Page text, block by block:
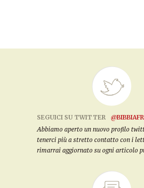
SEGUICI SU TWITTER
Abbiamo aperto un nuovo profilo
tenerci più a stretto contatto con i
rimarrai aggiornato su ogni articolo